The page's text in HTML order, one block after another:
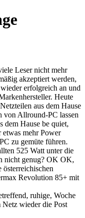
Leser nicht mehr
akzeptiert werden,
erfolgreich an und
Heute
aus dem Hause
von Allround-PC lassen
dem Hause be quiet,
etwas mehr Power
zu gemüte führen.
525 Watt unter die
nicht genug? OK OK,
Revolution 85+ mit
ruhige, Woche
Netz wieder die Post